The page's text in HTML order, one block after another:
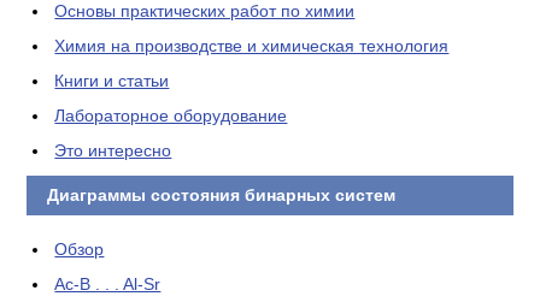
Основы практических работ по химии
Химия на производстве и химическая технология
Книги и статьи
Лабораторное оборудование
Это интересно
Диаграммы состояния бинарных систем
Обзор
Ac-B . . . Al-Sr